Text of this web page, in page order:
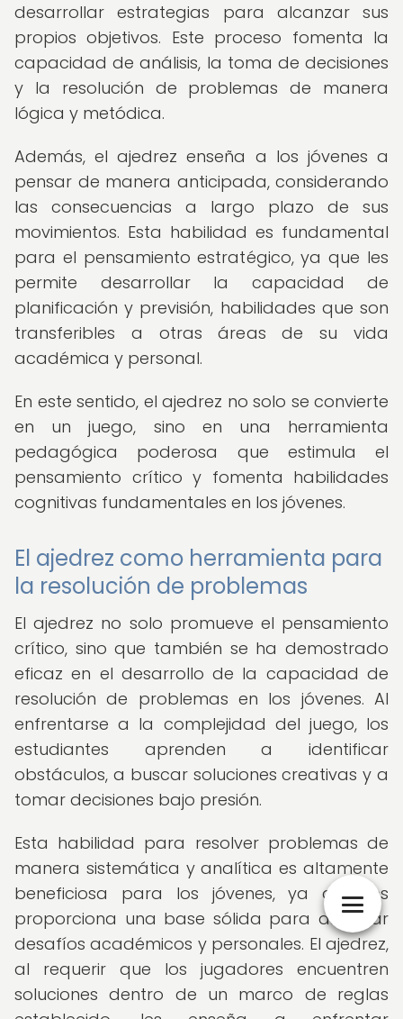
desarrollar estrategias para alcanzar sus
propios objetivos. Este proceso fomenta la
capacidad de análisis, la toma de decisiones
y la resolución de problemas de manera
lógica y metódica.
Además, el ajedrez enseña a los jóvenes a
pensar de manera anticipada, considerando
las consecuencias a largo plazo de sus
movimientos. Esta habilidad es fundamental
para el pensamiento estratégico, ya que les
permite desarrollar la capacidad de
planificación y previsión, habilidades que son
transferibles a otras áreas de su vida
académica y personal.
En este sentido, el ajedrez no solo se convierte
en un juego, sino en una herramienta
pedagógica poderosa que estimula el
pensamiento crítico y fomenta habilidades
cognitivas fundamentales en los jóvenes.
El ajedrez como herramienta para
la resolución de problemas
El ajedrez no solo promueve el pensamiento
crítico, sino que también se ha demostrado
eficaz en el desarrollo de la capacidad de
resolución de problemas en los jóvenes. Al
enfrentarse a la complejidad del juego, los
estudiantes aprenden a identificar
obstáculos, a buscar soluciones creativas y a
tomar decisiones bajo presión.
Esta habilidad para resolver problemas de
manera sistemática y analítica es altamente
beneficiosa para los jóvenes, ya que les
proporciona una base sólida para abordar
desafíos académicos y personales. El ajedrez,
al requerir que los jugadores encuentren
soluciones dentro de un marco de reglas